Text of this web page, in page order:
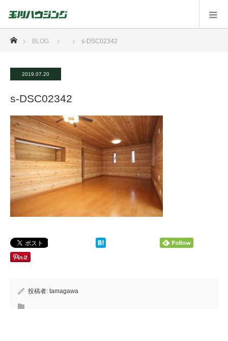
ホーム
BLOG s-DSC02342
2019.07.20
s-DSC02342
投稿者: tamagawa